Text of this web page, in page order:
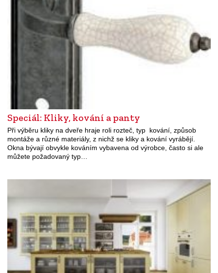
Speciál: Kliky, kování a panty
Při výběru kliky na dveře hraje roli rozteč, typ kování, způsob
montáže a různé materiály, z nichž se kliky a kování vyrábějí.
Okna bývají obvykle kováním vybavena od výrobce, často si ale
můžete požadovaný typ…